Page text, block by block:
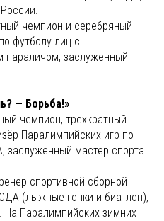
чемпион и серебряный
футболу лиц с
параличом, заслуженный
— Борьба!»
чемпион, трёхкратный
Паралимпийских игр по
мастер спорта
спортивной сборной
(лыжные гонки и биатлон),
Паралимпийских зимних